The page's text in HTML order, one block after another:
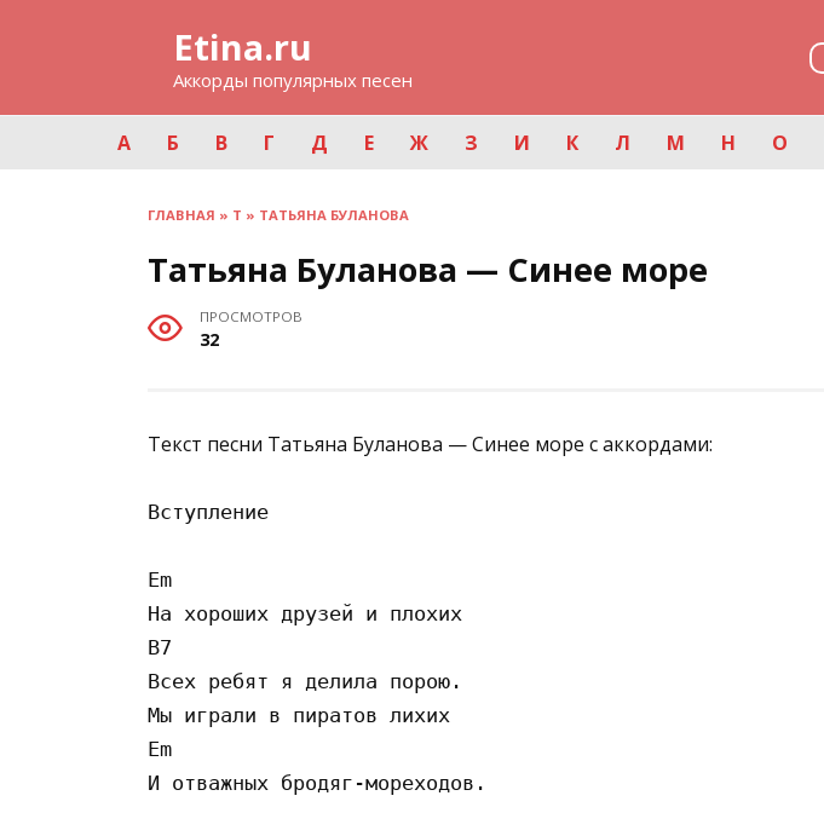
Etina.ru
Аккорды популярных песен
А Б В Г Д Е Ж З И К Л М Н О
ГЛАВНАЯ » Т » ТАТЬЯНА БУЛАНОВА
Татьяна Буланова — Синее море
ПРОСМОТРОВ
32
Текст песни Татьяна Буланова — Синее море с аккордами:
Вступление
Em
На хороших друзей и плохих
B7
Всех ребят я делила порою.
Мы играли в пиратов лихих
Em
И отважных бродяг-мореходов.